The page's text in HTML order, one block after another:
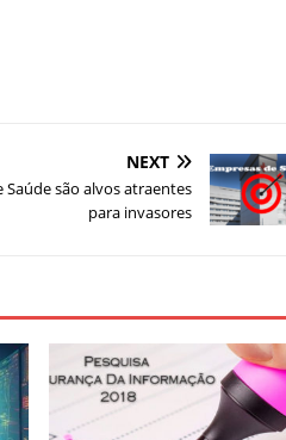
NEXT
Saúde são alvos atraentes
para invasores